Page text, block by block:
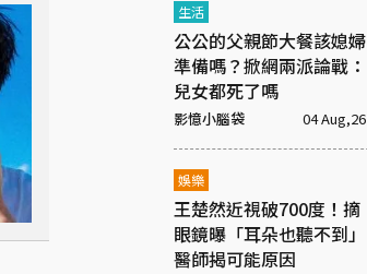
生活
公公的父親節大餐該媳婦
準備嗎？掀網兩派論戰：
兒女都死了嗎
影憶小腦袋 04 Aug,26
娛樂
王楚然近視破700度！摘
眼鏡曝「耳朵也聽不到」
醫師揭可能原因